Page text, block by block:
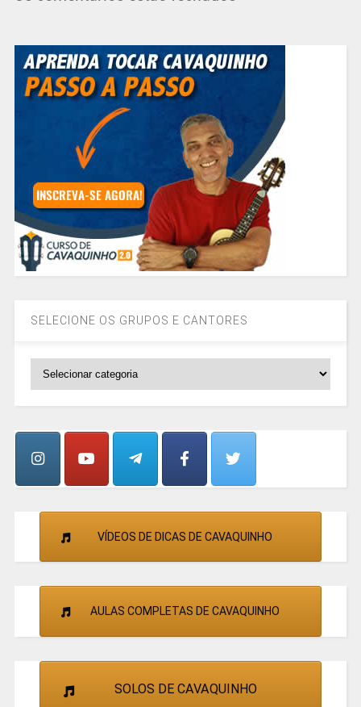
SELECIONE OS GRUPOS E CANTORES
SELECIONE
CANTORES
VÍDEOS DE DICAS DE CAVAQUINHO
AULAS COMPLETAS DE CAVAQUINHO
SOLOS DE CAVAQUINHO